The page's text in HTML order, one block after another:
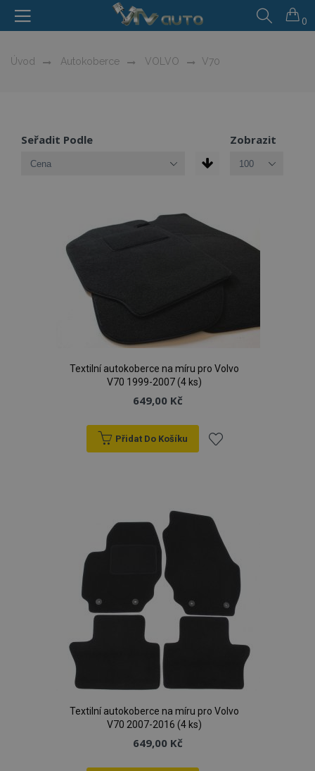
0
Úvod Autokoberce VOLVO V70
Seřadit Podle Zobrazit
Textilní autokoberce na míru pro Volvo
V70 1999-2007 (4 ks)
649,00 Kč
Přidat Do Košíku
oblíbeným
Textilní autokoberce na míru pro Volvo
V70 2007-2016 (4 ks)
649,00 Kč